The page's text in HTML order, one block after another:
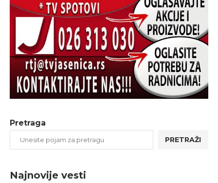
Pretraga
PRETRAŽI
Najnovije vesti